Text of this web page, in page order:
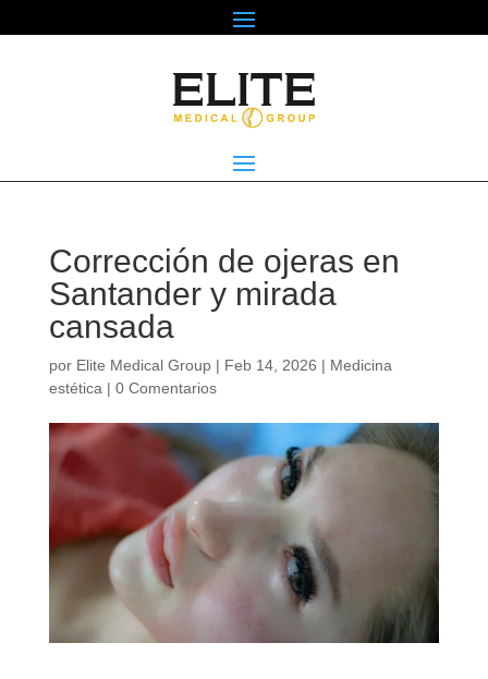
Corrección de ojeras en
Santander y mirada
cansada
por Elite Medical Group| Feb 14, 2026 | Medicina
estética| 0 Comentarios